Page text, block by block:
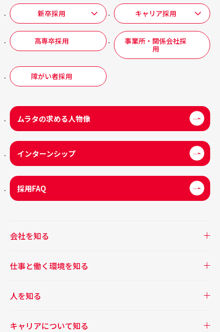
新卒採用 キャリア採用
高専卒採用
事業所・関係会社採
用
障がい者採用
ムラタの求める人物像
インターンシップ
採用FAQ
会社を知る
仕事と働く環境を知る
人を知る
キャリアについて知る